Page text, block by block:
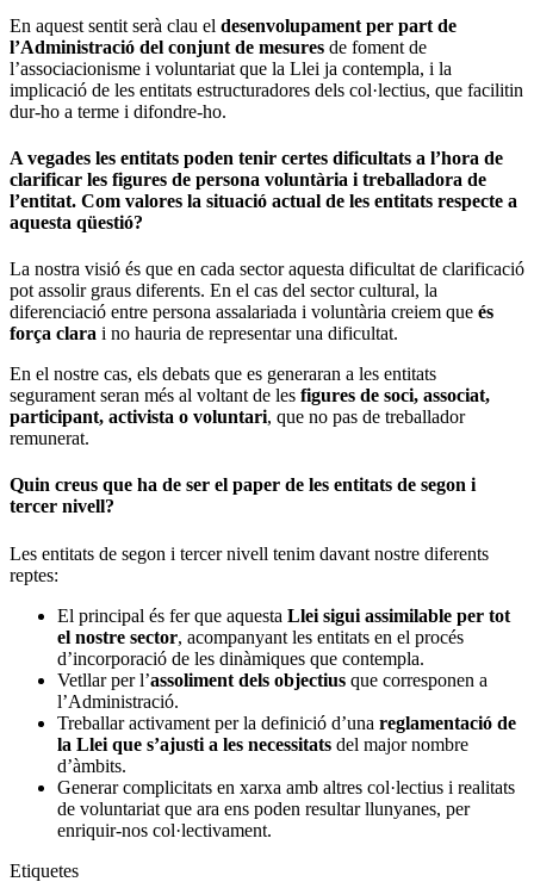
En aquest sentit serà clau el desenvolupament per part de
l’Administració del conjunt de mesures de foment de
l’associacionisme i voluntariat que la Llei ja contempla, i la
implicació de les entitats estructuradores dels col·lectius, que facilitin
dur-ho a terme i difondre-ho.
A vegades les entitats poden tenir certes dificultats a l’hora de
clarificar les figures de persona voluntària i treballadora de
l’entitat. Com valores la situació actual de les entitats respecte a
aquesta qüestió?
La nostra visió és que en cada sector aquesta dificultat de clarificació
pot assolir graus diferents. En el cas del sector cultural, la
diferenciació entre persona assalariada i voluntària creiem que és
força clara i no hauria de representar una dificultat.
En el nostre cas, els debats que es generaran a les entitats
segurament seran més al voltant de les figures de soci, associat,
participant, activista o voluntari, que no pas de treballador
remunerat.
Quin creus que ha de ser el paper de les entitats de segon i
tercer nivell?
Les entitats de segon i tercer nivell tenim davant nostre diferents
reptes:
El principal és fer que aquesta Llei sigui assimilable per tot
el nostre sector, acompanyant les entitats en el procés
d’incorporació de les dinàmiques que contempla.
Vetllar per l’assoliment dels objectius que corresponen a
l’Administració.
Treballar activament per la definició d’una reglamentació de
la Llei que s’ajusti a les necessitats del major nombre
d’àmbits.
Generar complicitats en xarxa amb altres col·lectius i realitats
de voluntariat que ara ens poden resultar llunyanes, per
enriquir-nos col·lectivament.
Etiquetes